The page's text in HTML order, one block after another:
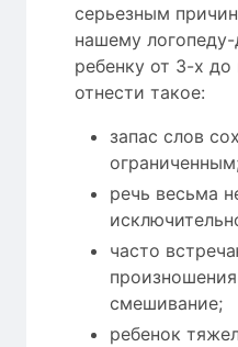
серьезным
нашему логопеду-
ребенку от 3-х
отнести такое:
запас слов
речь весьма
часто
смешивание;
ребенок